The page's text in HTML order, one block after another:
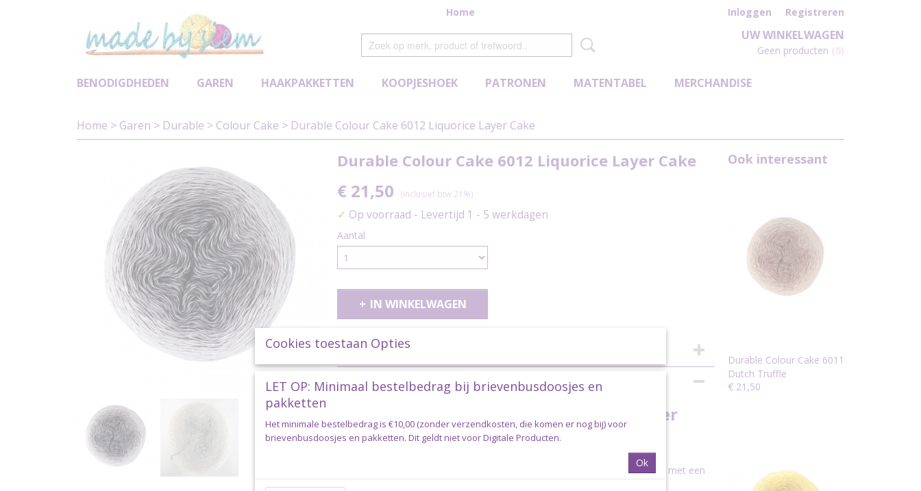
Home Inloggen Registreren
UW WINKELWAGEN
Geen producten (0)
BENODIGDHEDEN GAREN HAAKPAKKETTEN KOOPJESHOEK PATRONEN MATENTABEL MERCHANDISE
Home > Garen > Durable > Colour Cake > Durable Colour Cake 6012 Liquorice Layer Cake
Durable Colour Cake 6012 Liquorice Layer Cake
€ 21,50 (inclusief btw 21%)
✓ Op voorraad - Levertijd 1 - 5 werkdagen
Aantal
IN WINKELWAGEN
Specificaties
Omschrijving
Durable Colour Cake 6012 Liquorice Layer
Cake
Durable Colour Cake is een getwijnde cakegaren van 250 gram / 1000 mtr met een
prachtig kleurverloop.
Ook interessant
Durable Colour Cake 6011
Dutch Truffle
€ 21,50
Cookies toestaan Opties
LET OP: Minimaal bestelbedrag bij brievenbusdoosjes en
pakketten
Het minimale bestelbedrag is €10,00 (zonder verzendkosten, die komen er nog bij) voor
brievenbusdoosjes en pakketten. Dit geldt niet voor Digitale Producten.
Ok